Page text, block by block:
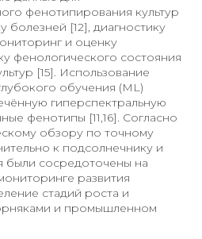
фенотипирования культур
болезней [12], диагностику
и оценку
фенологического состояния
[15]. Использование
обучения (ML)
гиперспектральную
фенотипы [11,16]. Согласно
обзору по точному
к подсолнечнику и
были сосредоточены на
развития
стадий роста и
и промышленном